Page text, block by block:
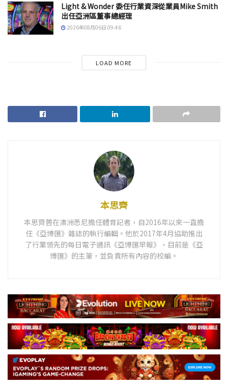
Light & Wonder 委任行業資深從業員Mike Smith
出任亞洲區董事總經理
2026年08月06日 09:46
LOAD MORE
本思齊
本思齊曾在澳洲悉尼擔任體育記者，自2016年以來一直擔
任《亞博匯》雜誌的執行編輯。他於2017年4月協助推出
了行業領先的每日電子通訊《亞博匯早報》，目前是《亞
博匯》的主筆，並負責所有內容的校編。